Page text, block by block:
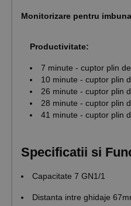
Monitorizare pentru
Productivitate:
7 minute - cuptor plin
10 minute - cuptor plin
26 minute - cuptor plin
28 minute - cuptor plin
41 minute - cuptor plin
Specificatii si
Capacitate 7 GN1/1
Distanta intre ghidaje